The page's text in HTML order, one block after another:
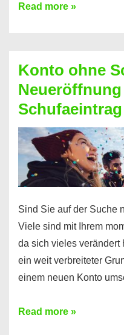
Mit
Sie
einen
Kredit
ohne
Einkommensnachweis
Read more »
Konto ohne
Sind Sie auf der Suche
Viele sind mit Ihrem
da sich vieles verändert
ein weit verbreiteter
einem neuen Konto
Konto
Read more »